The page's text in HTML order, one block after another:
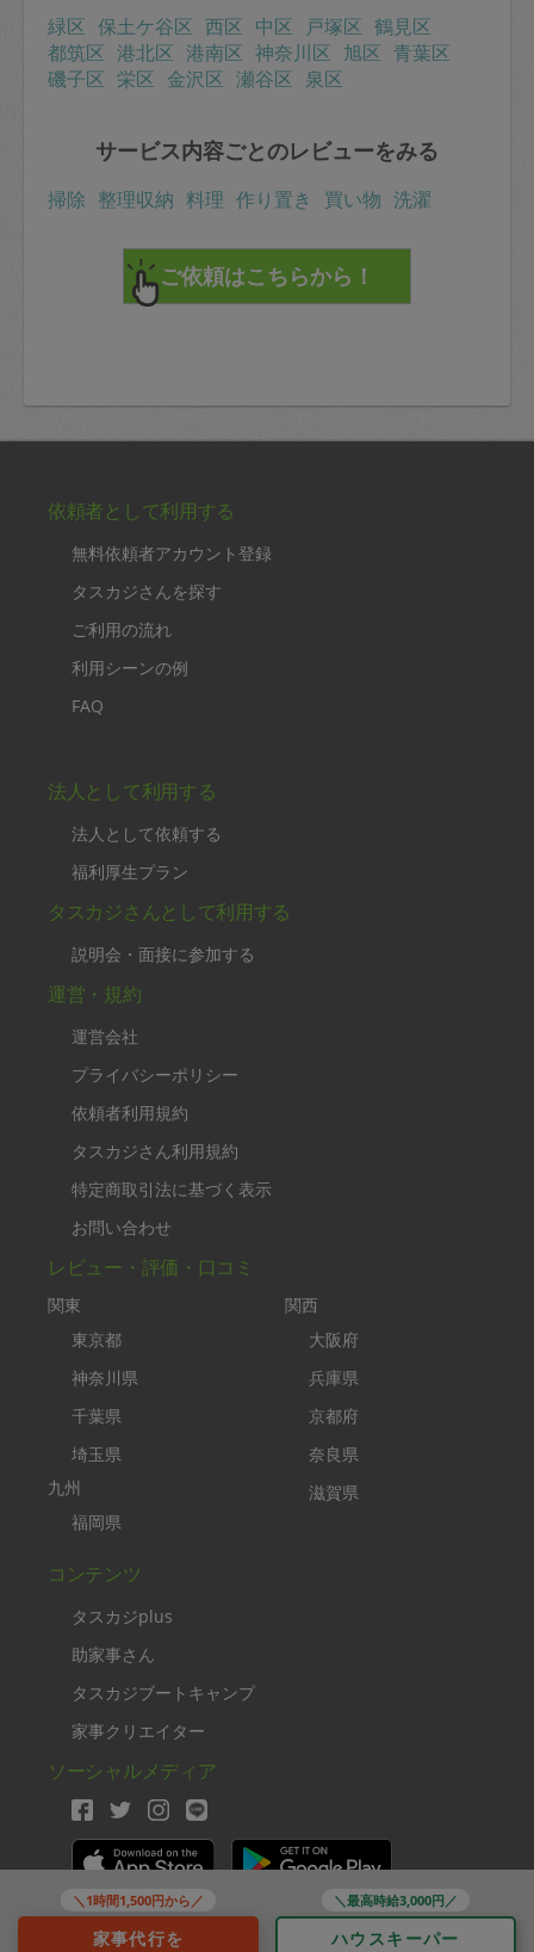
＼1時間1,500円から／
家事代行を
＼最高時給3,000円／
ハウスキーパー
緑区 保土ケ谷区 西区 中区 戸塚区 鶴見区
都筑区 港北区 港南区 神奈川区 旭区 青葉区
磯子区 栄区 金沢区 瀬谷区 泉区
サービス内容ごとのレビューをみる
掃除 整理収納 料理 作り置き 買い物 洗濯
依頼者として利用する
無料依頼者アカウント登録
タスカジさんを探す
ご利用の流れ
利用シーンの例
FAQ
法人として利用する
法人として依頼する
福利厚生プラン
タスカジさんとして利用する
説明会・面接に参加する
運営・規約
運営会社
プライバシーポリシー
依頼者利用規約
タスカジさん利用規約
特定商取引法に基づく表示
お問い合わせ
レビュー・評価・口コミ
関東
東京都
神奈川県
千葉県
埼玉県
九州
福岡県
関西
大阪府
兵庫県
京都府
奈良県
滋賀県
コンテンツ
タスカジplus
助家事さん
タスカジブートキャンプ
家事クリエイター
ソーシャルメディア